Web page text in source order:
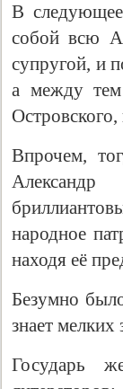
В
собой всю
супругой, и
а между
Впрочем,
Александр
народное
находя её
Безумно
знает мелких
Государь